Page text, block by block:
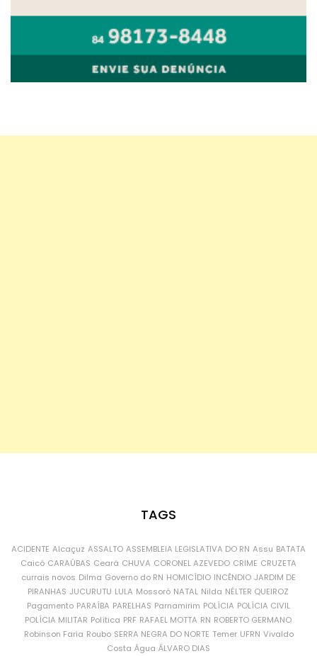
TAGS
ACIDENTE Alcaçuz ASSALTO ASSEMBLEIA LEGISLATIVA DO RN Assu BATATA
Caicó CARAÚBAS Ceará CHUVA CORONEL AZEVEDO CRIME CRUZETA
currais novos Dilma Governo do RN HOMICÍDIO INCÊNDIO JARDIM DE
PIRANHAS JUCURUTU LULA Mossoró NATAL Nilda NÉLTER QUEIROZ
Pagamento PARAÍBA PARELHAS Parnamirim POLÍCIA POLÍCIA CIVIL
POLÍCIA MILITAR Política PRF RAFAEL MOTTA RN ROBERTO GERMANO
Robinson Faria Roubo SERRA NEGRA DO NORTE Temer UFRN Vivaldo
Costa Água ÁLVARO DIAS